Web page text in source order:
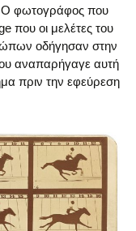
Ο φωτογράφος που
που οι μελέτες του
οδήγησαν στην
αναπαρήγαγε αυτή
πριν την εφεύρεση